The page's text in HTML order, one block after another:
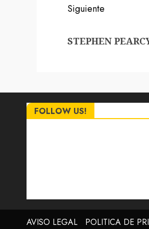
Siguiente
entrada:
STEPHEN
FOLLOW US!
AVISO LEGAL POLITICA DE